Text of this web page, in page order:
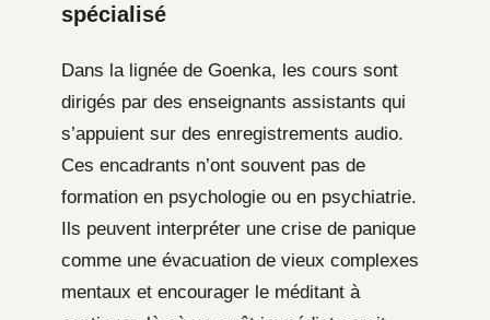
spécialisé
Dans la lignée de Goenka, les cours sont
dirigés par des enseignants assistants qui
s’appuient sur des enregistrements audio.
Ces encadrants n’ont souvent pas de
formation en psychologie ou en psychiatrie.
Ils peuvent interpréter une crise de panique
comme une évacuation de vieux complexes
mentaux et encourager le méditant à